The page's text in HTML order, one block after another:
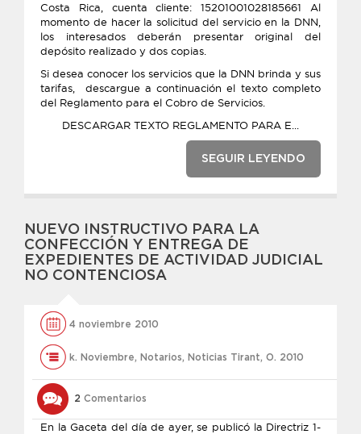
Costa Rica, cuenta cliente: 15201001028185661 Al
momento de hacer la solicitud del servicio en la DNN,
los interesados deberán presentar original del
depósito realizado y dos copias.
Si desea conocer los servicios que la DNN brinda y sus
tarifas, descargue a continuación el texto completo
del Reglamento para el Cobro de Servicios.
DESCARGAR TEXTO REGLAMENTO PARA E...
SEGUIR LEYENDO
NUEVO INSTRUCTIVO PARA LA
CONFECCIÓN Y ENTREGA DE
EXPEDIENTES DE ACTIVIDAD JUDICIAL
NO CONTENCIOSA
4 noviembre 2010
k. Noviembre, Notarios, Noticias Tirant, O. 2010
2 Comentarios
En la Gaceta del día de ayer, se publicó la Directriz 1-